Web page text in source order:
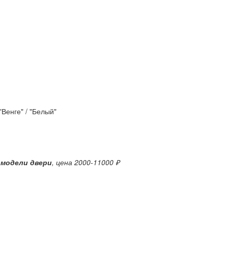
/ "Белый"
двери, цена 2000-11000 ₽